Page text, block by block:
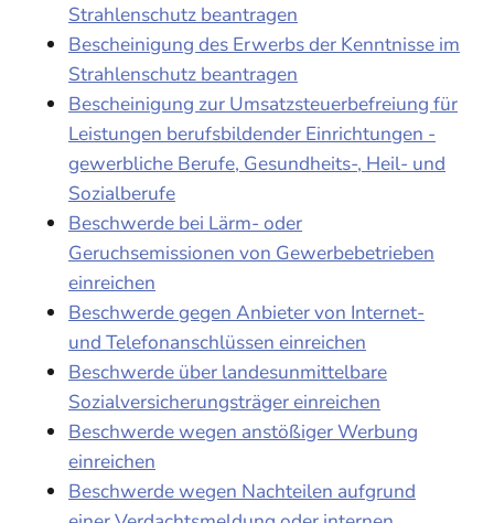
Strahlenschutz beantragen
Bescheinigung des Erwerbs der Kenntnisse im
Strahlenschutz beantragen
Bescheinigung zur Umsatzsteuerbefreiung für
Leistungen berufsbildender Einrichtungen -
gewerbliche Berufe, Gesundheits-, Heil- und
Sozialberufe
Beschwerde bei Lärm- oder
Geruchsemissionen von Gewerbebetrieben
einreichen
Beschwerde gegen Anbieter von Internet-
und Telefonanschlüssen einreichen
Beschwerde über landesunmittelbare
Sozialversicherungsträger einreichen
Beschwerde wegen anstößiger Werbung
einreichen
Beschwerde wegen Nachteilen aufgrund